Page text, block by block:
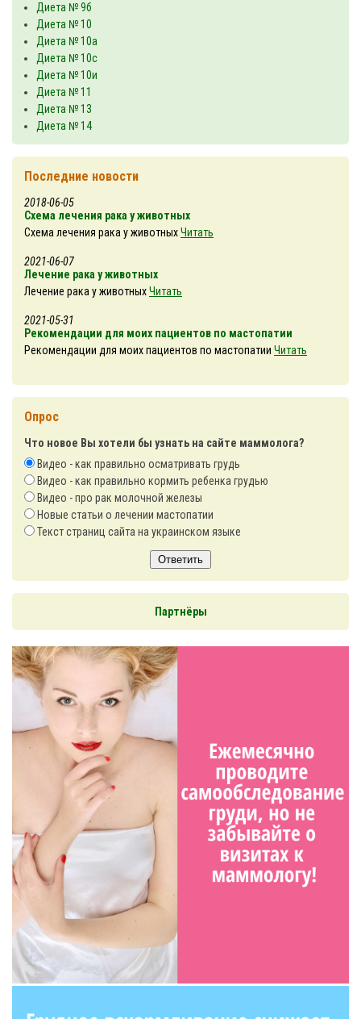
Диета № 9б
Диета № 10
Диета № 10а
Диета № 10с
Диета № 10и
Диета № 11
Диета № 13
Диета № 14
Последние новости
2018-06-05
Схема лечения рака у животных
Схема лечения рака у животныхЧитать
2021-06-07
Лечение рака у животных
Лечение рака у животныхЧитать
2021-05-31
Рекомендации для моих пациентов по мастопатии
Рекомендации для моих пациентов по мастопатии Читать
Опрос
Что новое Вы хотели бы узнать на сайте маммолога?
Видео - как правильно осматривать грудь
Видео - как правильно кормить ребенка грудью
Видео - про рак молочной железы
Новые статьи о лечении мастопатии
Текст страниц сайта на украинском языке
Ответить
Партнёры